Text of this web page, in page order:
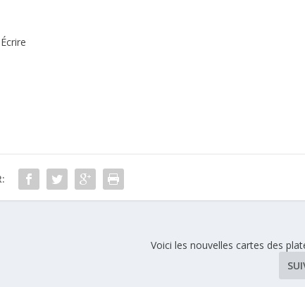
Voici les nouvelles cartes des